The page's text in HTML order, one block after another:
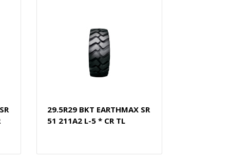
29.5R29 BKT EARTHMAX SR
51 211A2 L-5 * CR TL